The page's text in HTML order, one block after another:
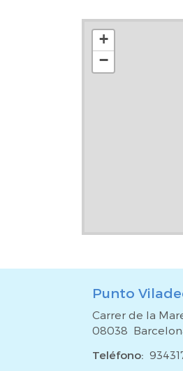
próximo hogar o
ni impuestos ni
+
−
Punto
Carrer de la
08038
Teléfono: 934317